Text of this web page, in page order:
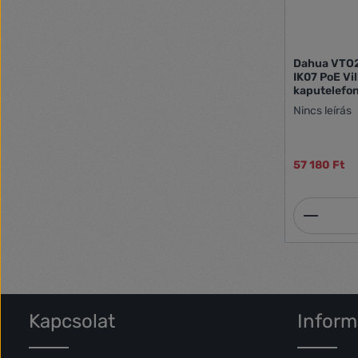
Dahua
IK07 PoE
kaputelefon
Nincs leírás
57 180 Ft
Kapcsolat